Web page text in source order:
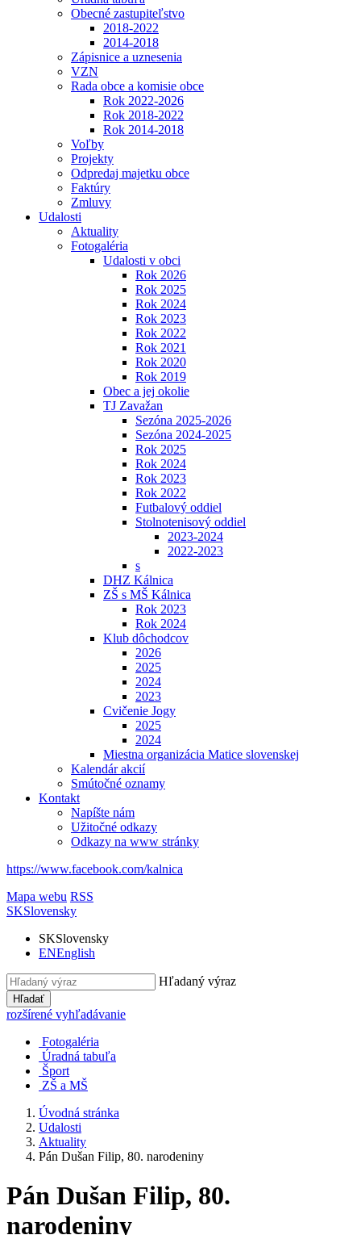
Obecné zastupiteľstvo
2018-2022
2014-2018
Zápisnice a uznesenia
VZN
Rada obce a komisie obce
Rok 2022-2026
Rok 2018-2022
Rok 2014-2018
Voľby
Projekty
Odpredaj majetku obce
Faktúry
Zmluvy
Udalosti
Aktuality
Fotogaléria
Udalosti v obci
Rok 2026
Rok 2025
Rok 2024
Rok 2023
Rok 2022
Rok 2021
Rok 2020
Rok 2019
Obec a jej okolie
TJ Zavažan
Sezóna 2025-2026
Sezóna 2024-2025
Rok 2025
Rok 2024
Rok 2023
Rok 2022
Futbalový oddiel
Stolnotenisový oddiel
2023-2024
2022-2023
s
DHZ Kálnica
ZŠ s MŠ Kálnica
Rok 2023
Rok 2024
Klub dôchodcov
2026
2025
2024
2023
Cvičenie Jogy
2025
2024
Miestna organizácia Matice slovenskej
Kalendár akcií
Smútočné oznamy
Kontakt
Napíšte nám
Užitočné odkazy
Odkazy na www stránky
https://www.facebook.com/kalnica
Mapa webu RSS
SKSlovensky
SKSlovensky
ENEnglish
Hľadaný výraz
Hľadať
rozšírené vyhľadávanie
Fotogaléria
Úradná tabuľa
Šport
ZŠ a MŠ
Úvodná stránka
Udalosti
Aktuality
Pán Dušan Filip, 80. narodeniny
Pán Dušan Filip, 80.
narodeniny